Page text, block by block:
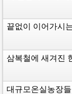
끝없이 이어가시
삼복철에 새겨진
대규모온실농장들